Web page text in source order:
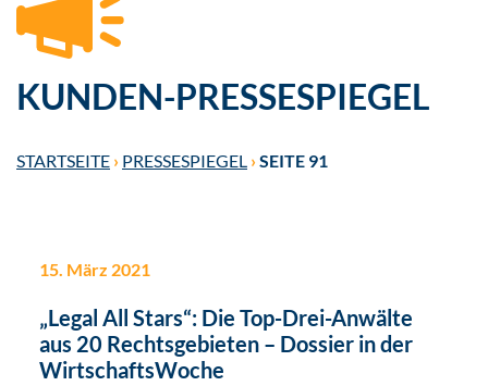
KUNDEN-PRESSESPIEGEL
STARTSEITE › PRESSESPIEGEL › SEITE 91
15. März 2021
„Legal All Stars“: Die Top-Drei-Anwälte
aus 20 Rechtsgebieten – Dossier in der
WirtschaftsWoche